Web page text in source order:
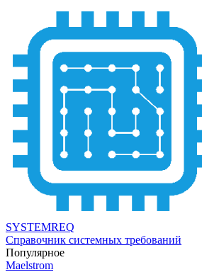
SYSTEMREQ
Справочник системных требований
Популярное
Maelstrom